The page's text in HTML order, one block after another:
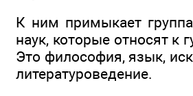
К ним примыкает
наук, которые относят к
Это философия, язык,
литературоведение.